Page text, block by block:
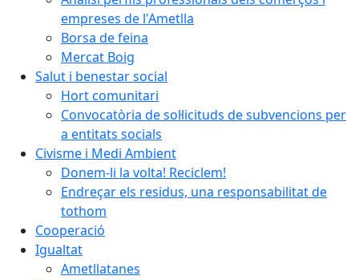
empreses de l'Ametlla
Borsa de feina
Mercat Boig
Salut i benestar social
Hort comunitari
Convocatòria de sol·licituds de subvencions per
a entitats socials
Civisme i Medi Ambient
Donem-li la volta! Reciclem!
Endreçar els residus, una responsabilitat de
tothom
Cooperació
Igualtat
Ametllatanes